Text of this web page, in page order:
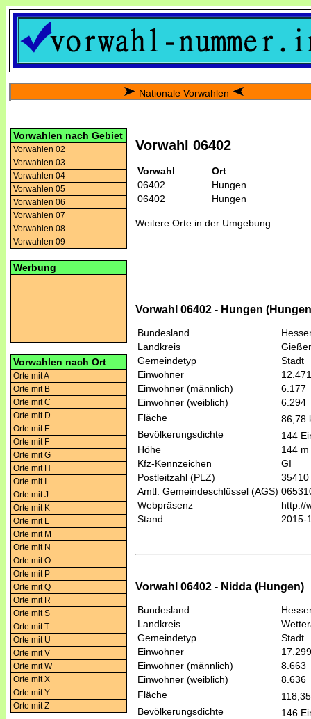
Nationale Vorwahlen
Vorwahlen nach Gebiet
Vorwahlen 02
Vorwahlen 03
Vorwahlen 04
Vorwahlen 05
Vorwahlen 06
Vorwahlen 07
Vorwahlen 08
Vorwahlen 09
Werbung
Vorwahlen nach Ort
Orte mit A
Orte mit B
Orte mit C
Orte mit D
Orte mit E
Orte mit F
Orte mit G
Orte mit H
Orte mit I
Orte mit J
Orte mit K
Orte mit L
Orte mit M
Orte mit N
Orte mit O
Orte mit P
Orte mit Q
Orte mit R
Orte mit S
Orte mit T
Orte mit U
Orte mit V
Orte mit W
Orte mit X
Orte mit Y
Orte mit Z
Vorwahl 06402
Vorwahl
Ort
06402
Hungen
06402
Hungen
Weitere Orte in der Umgebung
Vorwahl 06402 - Hungen
Bundesland
Landkreis
Gemeindetyp
Stadt
Einwohner
12.471
Einwohner (männlich)
6.177
Einwohner (weiblich)
6.294
Fläche
86,78
Bevölkerungsdichte
144
Höhe
144
Kfz-Kennzeichen
GI
Postleitzahl (PLZ)
35410
Amtl. Gemeindeschlüssel (AGS)
Webpräsenz
http://
Stand
2015-
Vorwahl 06402 - Nidda (Hungen)
Bundesland
Landkreis
Gemeindetyp
Stadt
Einwohner
17.299
Einwohner (männlich)
8.663
Einwohner (weiblich)
8.636
Fläche
Bevölkerungsdichte
146